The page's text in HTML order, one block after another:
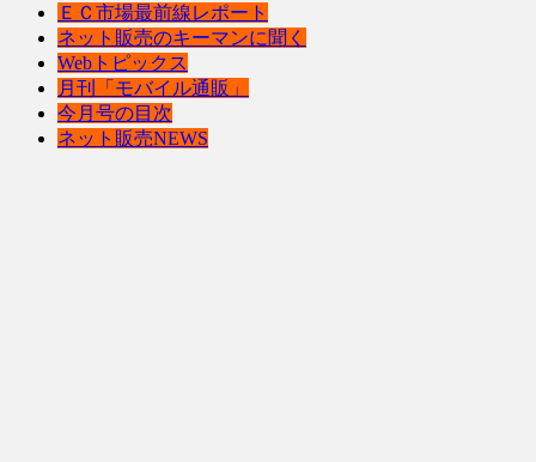
ＥＣ市場最前線レポート
ネット販売のキーマンに聞く
Webトピックス
月刊「モバイル通販」
今月号の目次
ネット販売NEWS